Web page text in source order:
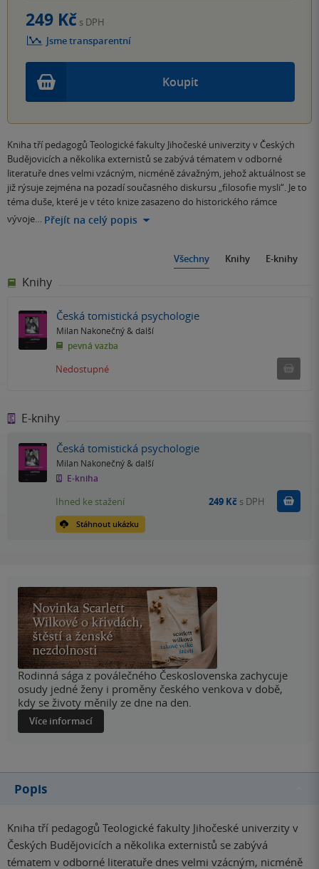
Koupit
249 Kč s DPH
Jsme transparentní
Kniha tří pedagogů Teologické fakulty Jihočeské univerzity v Českých
Budějovicích a několika externistů se zabývá tématem v odborné
literatuře dnes velmi vzácným, nicméně závažným, jehož aktuálnost se
již rýsuje zejména na pozadí současného diskursu „filosofie mysli“. Je to
téma duše, které je v této knize zasazeno do historického rámce
vývoje… Přejít na celý popis
Všechny Knihy E-knihy
Knihy
Česká tomistická psychologie
Milan Nakonečný& další
pevná vazba
Nedostupné
E-knihy
Česká tomistická psychologie
Milan Nakonečný& další
E-kniha
Stáhnout ukázku
Ihned ke stažení 249 Kč s DPH Koupit
Rodinná sága z poválečného Československa zachycuje
osudy jedné ženy i proměny českého venkova v době,
kdy se životy měnily ze dne na den.
Více informací
Popis
Kniha tří pedagogů Teologické fakulty Jihočeské univerzity v
Českých Budějovicích a několika externistů se zabývá
tématem v odborné literatuře dnes velmi vzácným, nicméně